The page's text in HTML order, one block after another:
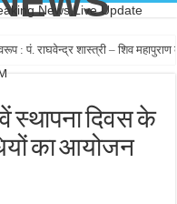
News,Live Update
: पं. राघवेन्द्र शास्त्री – शिव
स्थापना दिवस के
का आयोजन